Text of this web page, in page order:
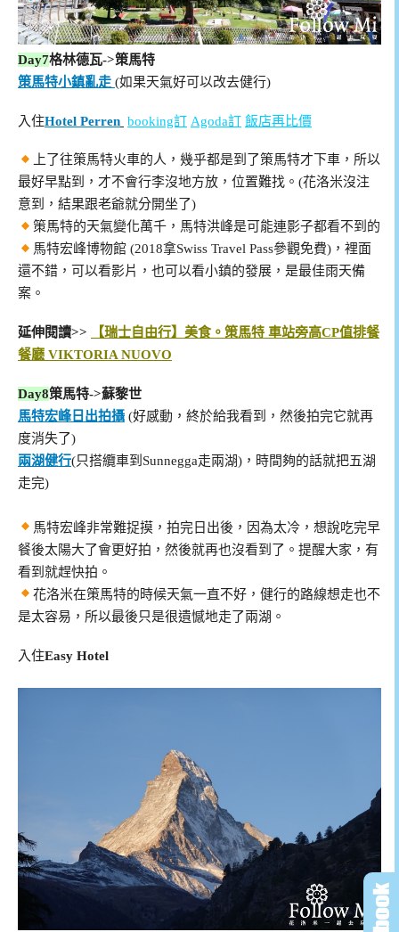
Day7格林德瓦->策馬特
策馬特小鎮亂走 (如果天氣好可以改去健行)
入住Hotel Perren booking訂 Agoda訂 飯店再比價
上了往策馬特火車的人，幾乎都是到了策馬特才下車，所以
最好早點到，才不會行李沒地方放，位置難找。(花洛米沒注
意到，結果跟老爺就分開坐了)
策馬特的天氣變化萬千，馬特洪峰是可能連影子都看不到的
馬特宏峰博物館 (2018拿Swiss Travel Pass參觀免費)，裡面
還不錯，可以看影片，也可以看小鎮的發展，是最佳雨天備
案。
延伸閱讀>>
【瑞士自由行】美食。策馬特 車站旁高CP值排餐
餐廳 VIKTORIA NUOVO
Day8策馬特->蘇黎世
馬特宏峰日出拍攝 (好感動，終於給我看到，然後拍完它就再
度消失了)
兩湖健行(只搭纜車到Sunnegga走兩湖)，時間夠的話就把五湖
走完)
馬特宏峰非常難捉摸，拍完日出後，因為太冷，想說吃完早
餐後太陽大了會更好拍，然後就再也沒看到了。提醒大家，有
看到就趕快拍。
花洛米在策馬特的時候天氣一直不好，健行的路線想走也不
是太容易，所以最後只是很遺憾地走了兩湖。
入住Easy Hotel